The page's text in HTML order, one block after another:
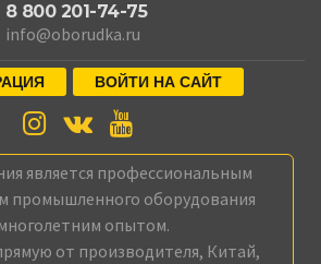
8 800 201-74-75
info@oborudka.ru
ВОЙТИ НА САЙТ
промышленного оборудования
опытом.
от производителя, Китай,